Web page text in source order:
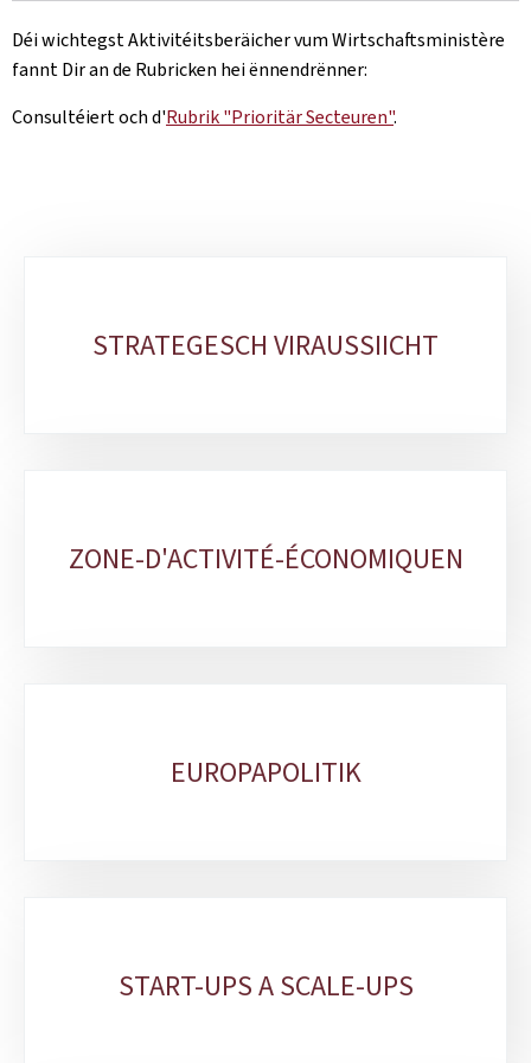
Déi wichtegst Aktivitéitsberäicher vum Wirtschaftsministère
fannt Dir an de Rubricken hei ënnendrënner:
Consultéiert och d'Rubrik "Prioritär Secteuren".
sectionsSTRATEGESCH VIRAUSSIICHT
ZONE-D'ACTIVITÉ-ÉCONOMIQUEN
EUROPAPOLITIK
START-UPS A SCALE-UPS